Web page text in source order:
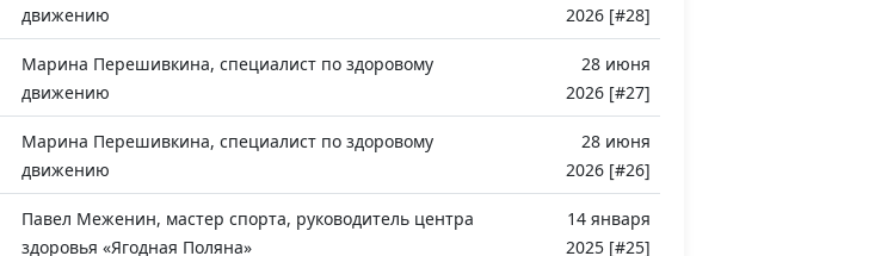
движению
2026 [#28]
Марина Перешивкина, специалист по здоровому
движению
28 июня
2026 [#27]
Марина Перешивкина, специалист по здоровому
движению
28 июня
2026 [#26]
Павел Меженин, мастер спорта, руководитель центра
здоровья «Ягодная Поляна»
14 января
2025 [#25]